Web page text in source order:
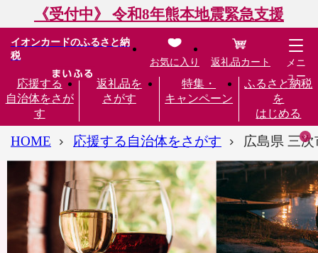
《受付中》 令和8年熊本地震緊急支援
イオンカードのふるさと納
税
応援する
自治体をさが
す
返礼品を
さがす
特集・
キャンペーン
ふるさと納税
を
はじめる
お気に入り 返礼品カート
メニ
ュー
HOME 応援する自治体をさがす 広島県 三次